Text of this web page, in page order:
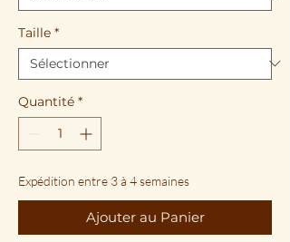
Taille *
Quantité *
Expédition entre 3 à 4 semaines
Ajouter au Panier